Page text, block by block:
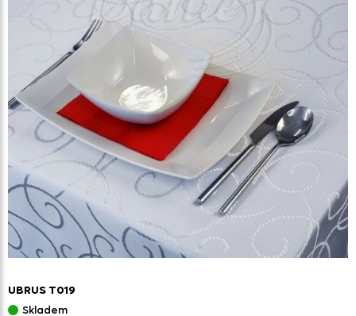
UBRUS T019
Skladem